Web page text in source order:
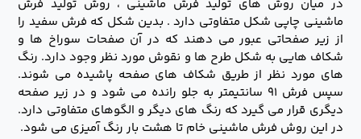
در میان روش های تولید فرش ماشینی ، روش تولید فرش
ماشینی چاپی شکل متفاوتی دارد . بدین شکل که فرش سفید را
از زیر صفحاتی عبور می دهند که در آن صفحات سوراخ ها و
شکاف هایی به شکل طرح ها و نقوش مورد نظر وجود دارد. رنگ
های مورد نظر از طریق شکاف های صفحه پاشیده می شوند.
سپس فرش ۹۱ سانتیمتر به جلو رانده می شود و در زیر صفحه
دیگری قرار می گیرد که رنگ های دیگر و الگوهای متفاوتی دارد.
در این روش فرش ماشینی خام تا هشت بار رنگ آمیزی می شود.